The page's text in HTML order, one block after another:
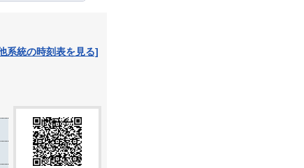
系統の時刻表を見る]